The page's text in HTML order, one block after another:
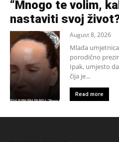
“Mnogo te volim,
nastaviti svoj
August 8, 2026
Mlada
porodično
Ipak, umjesto
čija je...
Read more